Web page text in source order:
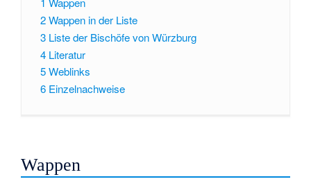
2Wappen in der Liste
3 Liste der Bischöfe von Würzburg
4 Literatur
5Weblinks
6 Einzelnachweise
Wappen